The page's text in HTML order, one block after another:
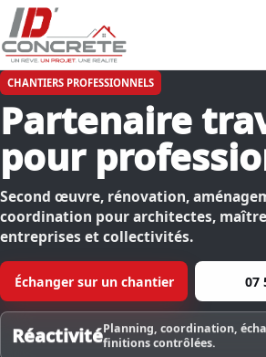
CHANTIERS PROFESSIONNELS
Partenaire
pour
Second œuvre, rénovation,
coordination pour architectes,
entreprises et collectivités.
Échanger sur un chantier 07
RéactivitéPlanning, coordination,
finitions contrôlées.